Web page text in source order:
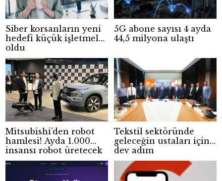
Siber korsanların yeni
hedefi küçük işletmeler
oldu
5G abone sayısı 4 ayda
44,5 milyona ulaştı
Mitsubishi’den robot
hamlesi! Ayda 1.000
insansı robot üretecek
Tekstil sektöründe
geleceğin ustaları için
dev adım